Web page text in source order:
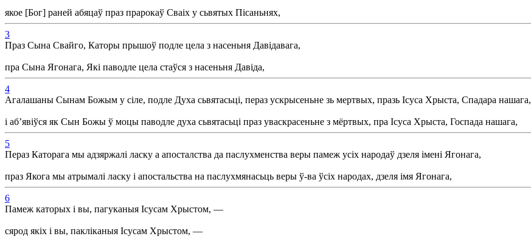
якое [Бог] раней абяцаў праз прарокаў Сваіх у сьвятых Пісаньнях,
3
Праз Сына Свайго, Каторы прышоў подле цела з насеньня Давідавага,
пра Сына Ягонага, Які паводле цела стаўся з насеньня Давіда,
4
Агалашаны Сынам Божым у сіле, подле Духа сьвятасьці, пераз ускрысеньне зь мертвых, празь Ісуса Хрыста, Спадара нашага,
і аб’явіўся як Сын Божы ў моцы паводле духа сьвятасьці праз уваскрасеньне з мёртвых, пра Ісуса Хрыста, Госпада нашага,
5
Пераз Каторага мы адзяржалі ласку а апосталства да паслухменства веры памеж усіх народаў дзеля імені Ягонага,
праз Якога мы атрымалі ласку і апостальства на паслухмянасьць веры ў-ва ўсіх народах, дзеля імя Ягонага,
6
Памеж каторых і вы, пагуканыя Ісусам Хрыстом, —
сярод якіх і вы, пакліканыя Ісусам Хрыстом, —